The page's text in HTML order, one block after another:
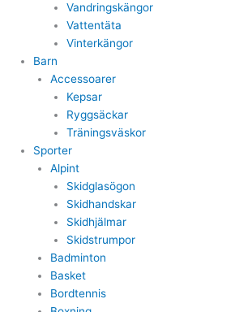
Vandringskängor
Vattentäta
Vinterkängor
Barn
Accessoarer
Kepsar
Ryggsäckar
Träningsväskor
Sporter
Alpint
Skidglasögon
Skidhandskar
Skidhjälmar
Skidstrumpor
Badminton
Basket
Bordtennis